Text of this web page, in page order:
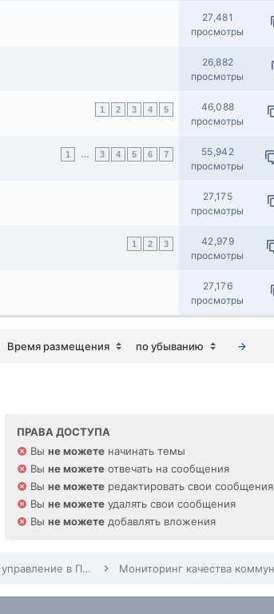
27,481
просмотры
26,882
просмотры
1 2 3 4 5
46,088
просмотры
1 … 3 4 5 6 7
55,942
просмотры
27,175
просмотры
1 2 3
42,979
просмотры
27,176
просмотры
Время размещения по убыванию
ПРАВА ДОСТУПА
Вы не можетеначинать темы
Вы не можетеотвечать на сообщения
Вы не можетередактировать свои сообщения
Вы не можетеудалять свои сообщения
Вы не можетедобавлять вложения
Эксплуатация и управление в Павшинской Поймой